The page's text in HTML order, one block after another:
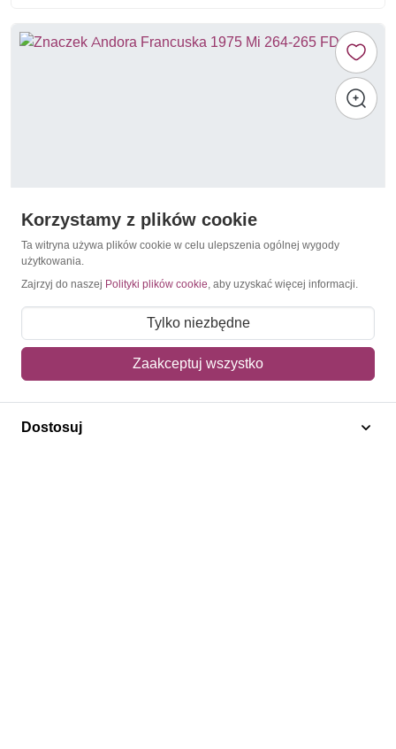
Andora Francuska 1975 Mi 264-265 FDC
25,00 zł
Dodaj do koszyka
Korzystamy z plików cookie
Ta witryna używa plików cookie w celu ulepszenia ogólnej wygody
użytkowania.
Zajrzyj do naszej Polityki plików cookie, aby uzyskać więcej informacji.
Tylko niezbędne
Zaakceptuj wszystko
Dostosuj